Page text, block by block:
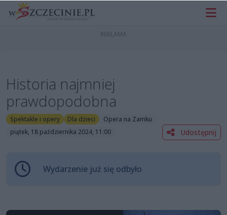
Historia najmniej
prawdopodobna
Spektakle i opery Dla dzieci
Opera na Zamku
piątek, 18 października 2024, 11:00
Udostępnij
Wydarzenie już się odbyło